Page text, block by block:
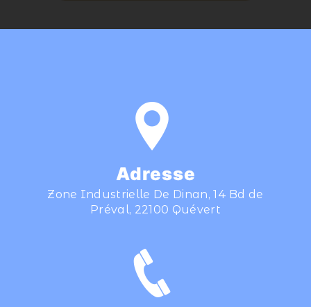
Adresse
Zone Industrielle De Dinan, 14 Bd de
Préval, 22100 Quévert